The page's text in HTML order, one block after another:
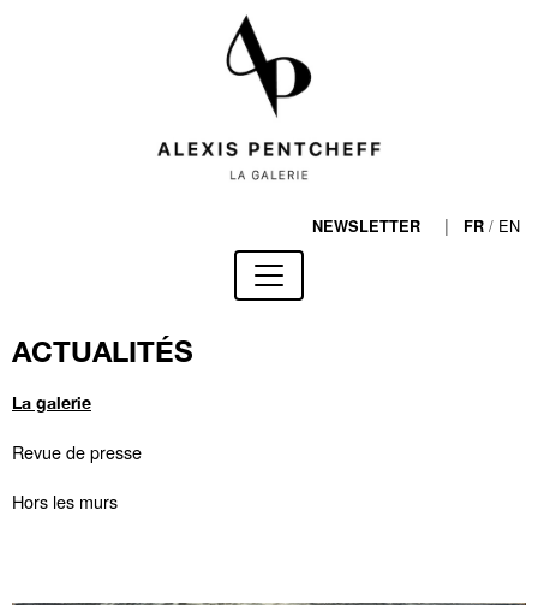
NEWSLETTER | FR / EN
ACTUALITÉS
La galerie
Revue de presse
Hors les murs